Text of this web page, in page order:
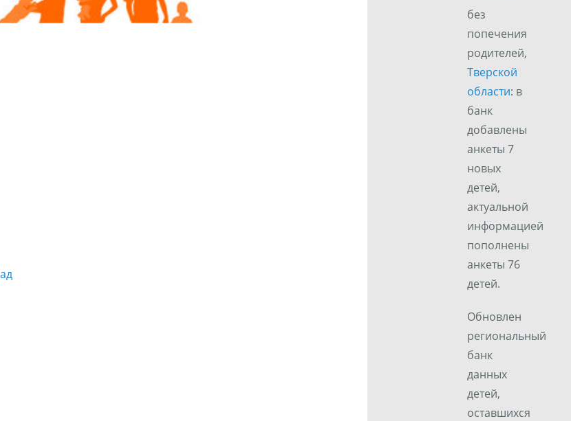
без
попечения
родителей,
Тверской
области: в
банк
добавлены
анкеты 7
новых
детей,
актуальной
информацией
пополнены
анкеты 76
детей.
Обновлен
региональный
банк
данных
детей,
оставшихся